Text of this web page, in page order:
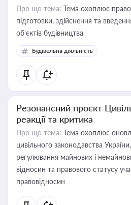
Про що тема: Тема охоплює
підготовки, здійснення та
об’єктів будівництва
Будівельна діяльність
Резонансний проєкт
реакції та критика
Про що тема: Тема охоплює
цивільного законодавства
регулювання майнових і
відносин та правового статусу
правовідносин